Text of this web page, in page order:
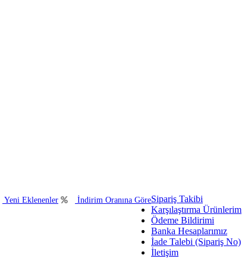
Yeni Eklenenler
İndirim Oranına GöreSipariş Takibi
Karşılaştırma Ürünlerim
Ödeme Bildirimi
Banka Hesaplarımız
İade Talebi (Sipariş No)
İletişim